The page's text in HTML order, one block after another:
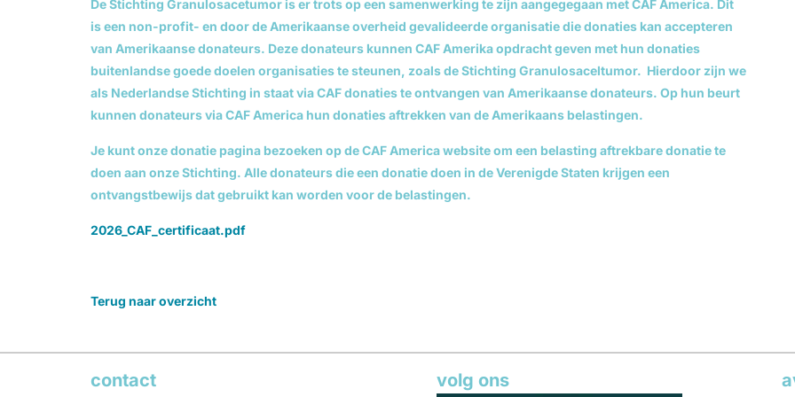
De Stichting Granulosacetumor is er trots op een samenwerking te zijn aangegegaan met CAF America. Dit
is een non-profit- en door de Amerikaanse overheid gevalideerde organisatie die donaties kan accepteren
van Amerikaanse donateurs. Deze donateurs kunnen CAF Amerika opdracht geven met hun donaties
buitenlandse goede doelen organisaties te steunen, zoals de Stichting Granulosaceltumor. Hierdoor zijn we
als Nederlandse Stichting in staat via CAF donaties te ontvangen van Amerikaanse donateurs. Op hun beurt
kunnen donateurs via CAF America hun donaties aftrekken van de Amerikaans belastingen.
Je kunt onze donatie pagina bezoeken op de CAF America website om een belasting aftrekbare donatie te
doen aan onze Stichting. Alle donateurs die een donatie doen in de Verenigde Staten krijgen een
ontvangstbewijs dat gebruikt kan worden voor de belastingen.
2026_CAF_certificaat.pdf
Terug naar overzicht
contact volg ons